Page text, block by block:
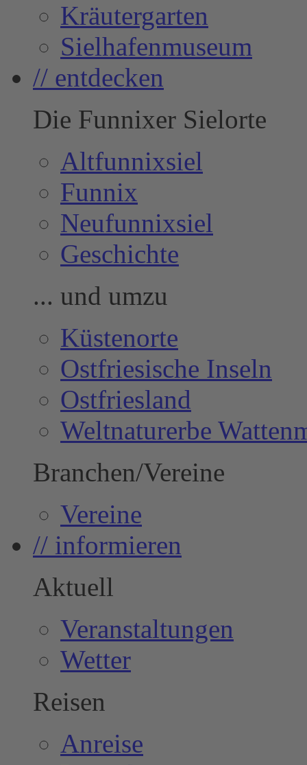
Kräutergarten
Sielhafenmuseum
// entdecken
Die Funnixer Sielorte
Altfunnixsiel
Funnix
Neufunnixsiel
Geschichte
... und umzu
Küstenorte
Ostfriesische Inseln
Ostfriesland
Weltnaturerbe
Branchen/Vereine
Vereine
// informieren
Aktuell
Veranstaltungen
Wetter
Reisen
Anreise